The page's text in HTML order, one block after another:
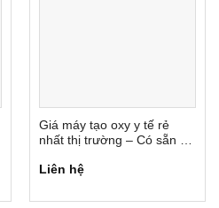
Giá máy tạo oxy y tế rẻ
nhất thị trường – Có sẵn và
Liên hệ